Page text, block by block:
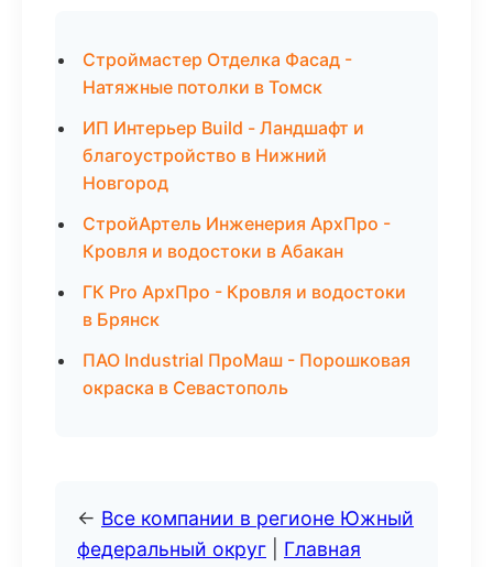
Строймастер Отделка Фасад -
Натяжные потолки в Томск
ИП Интерьер Build - Ландшафт и
благоустройство в Нижний
Новгород
СтройАртель Инженерия АрхПро -
Кровля и водостоки в Абакан
ГК Pro АрхПро - Кровля и водостоки
в Брянск
ПАО Industrial ПроМаш - Порошковая
окраска в Севастополь
← Все компании в регионе Южный
федеральный округ
Главная